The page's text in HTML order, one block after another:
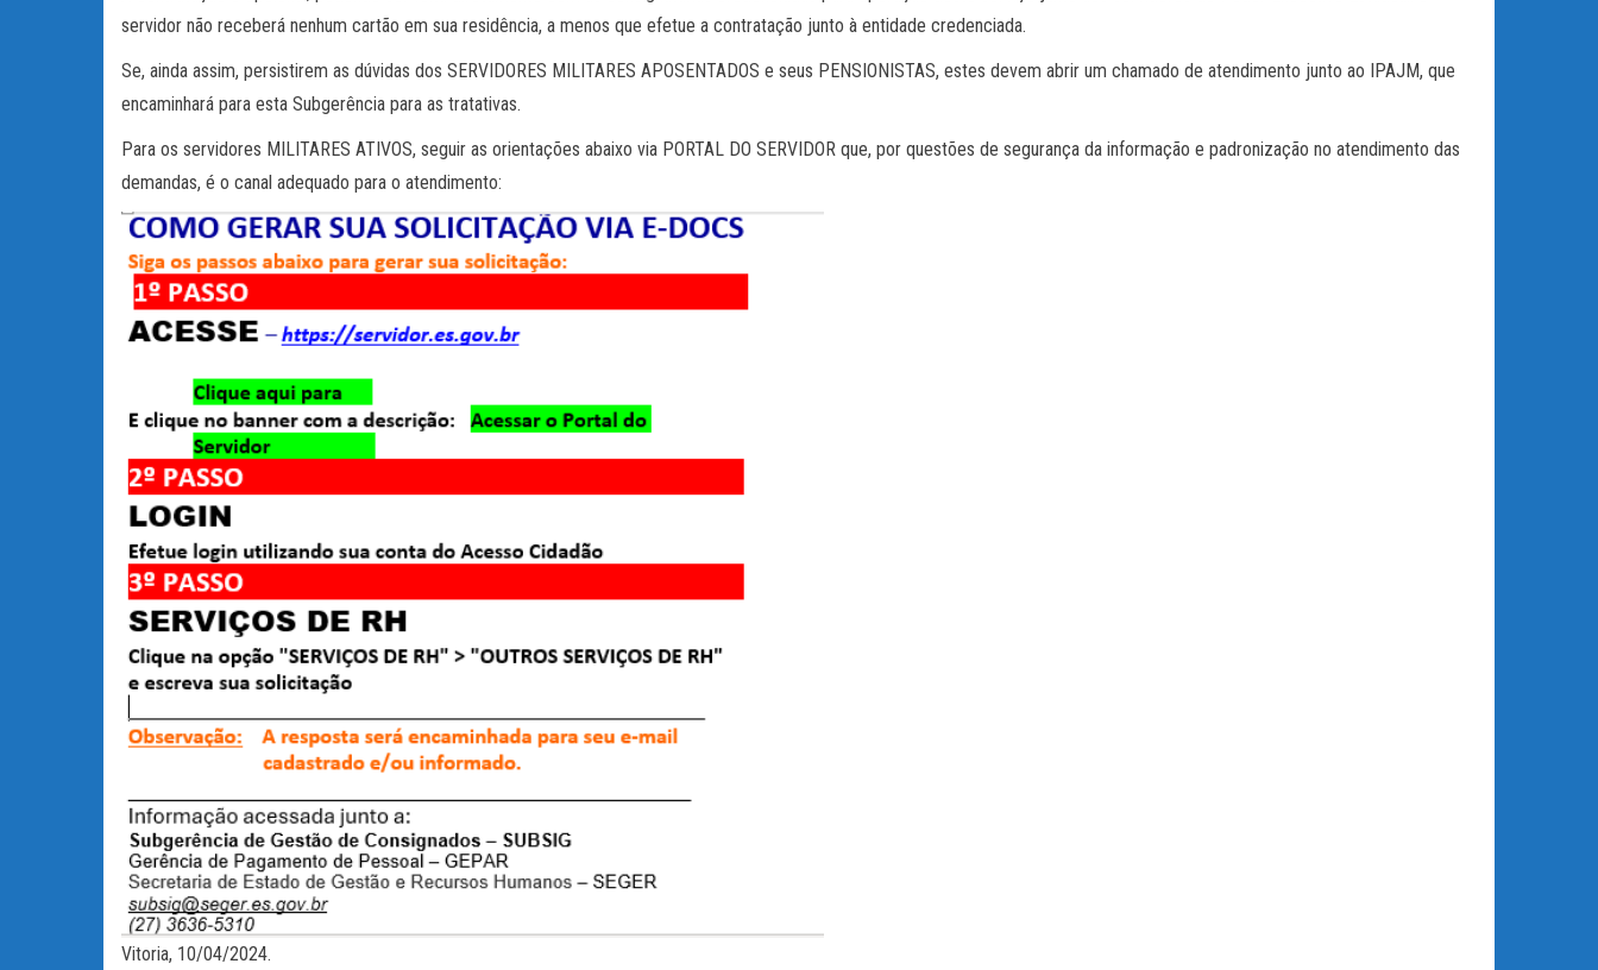
servidor não receberá nenhum cartão em sua residência, a menos que efetue a contratação junto à entidade credenciada.
Se, ainda assim, persistirem as dúvidas dos SERVIDORES MILITARES APOSENTADOS e seus PENSIONISTAS, estes devem abrir um chamado de atendimento junto ao IPAJM, que
encaminhará para esta Subgerência para as tratativas.
Para os servidores MILITARES ATIVOS, seguir as orientações abaixo via PORTAL DO SERVIDOR que, por questões de segurança da informação e padronização no atendimento das
demandas, é o canal adequado para o atendimento:
Vitoria, 10/04/2024.